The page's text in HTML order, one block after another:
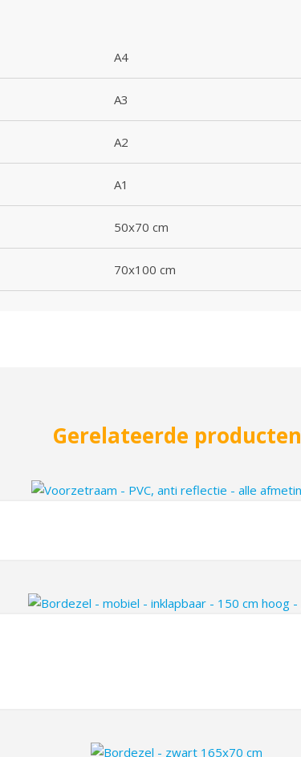
A4
A3
A2
A1
50x70 cm
70x100 cm
Gerelateerde producten